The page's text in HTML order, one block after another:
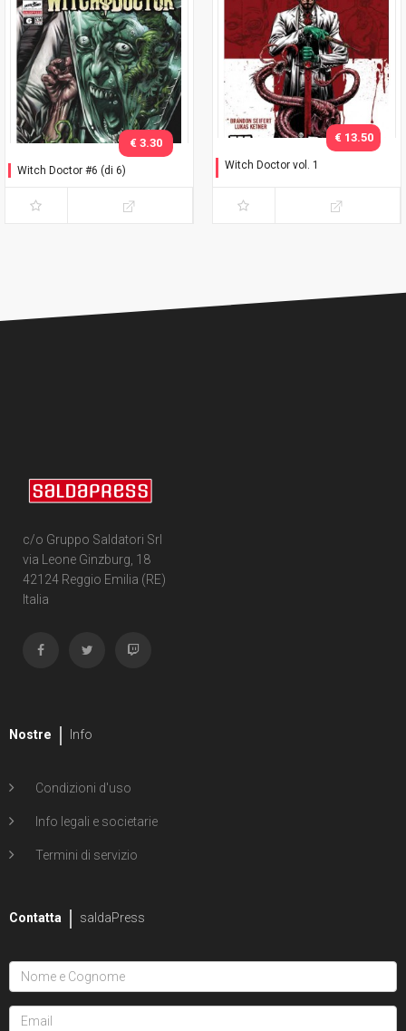
Witch Doctor #6 (di 6)
€ 3.30
Witch Doctor vol. 1
€ 13.50
c/o Gruppo Saldatori Srl
via Leone Ginzburg, 18
42124 Reggio Emilia (RE)
Italia
Nostre Info
Condizioni d'uso
Info legali e societarie
Termini di servizio
Contatta saldaPress